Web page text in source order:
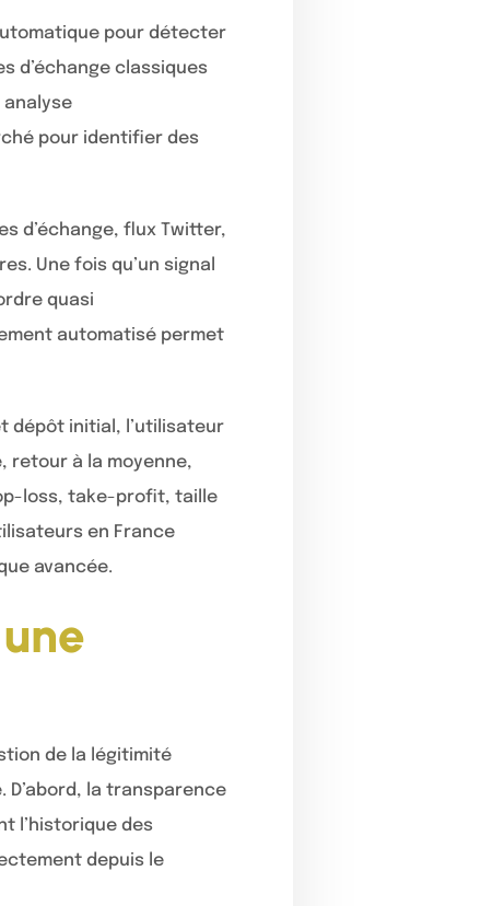
pour détecter
d’échange classiques
analyse
pour identifier des
d’échange, flux Twitter,
Une fois qu’un signal
quasi
automatisé permet
dépôt initial, l’utilisateur
retour à la moyenne,
loss, take-profit, taille
en France
avancée.
de la légitimité
D’abord, la transparence
l’historique des
depuis le